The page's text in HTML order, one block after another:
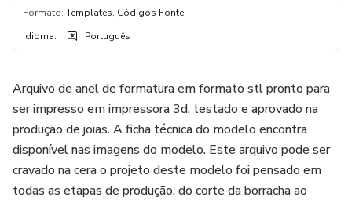
Formato: Templates, Códigos Fonte
Idioma: Português
Arquivo de anel de formatura em formato stl pronto para
ser impresso em impressora 3d, testado e aprovado na
produção de joias. A ficha técnica do modelo encontra
disponível nas imagens do modelo. Este arquivo pode ser
cravado na cera o projeto deste modelo foi pensado em
todas as etapas de produção, do corte da borracha ao